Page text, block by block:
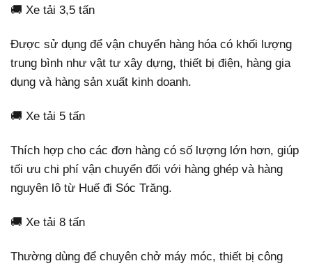
🚚 Xe tải 3,5 tấn
Được sử dụng để vận chuyển hàng hóa có khối lượng
trung bình như vật tư xây dựng, thiết bị điện, hàng gia
dụng và hàng sản xuất kinh doanh.
🚚 Xe tải 5 tấn
Thích hợp cho các đơn hàng có số lượng lớn hơn, giúp
tối ưu chi phí vận chuyển đối với hàng ghép và hàng
nguyên lô từ Huế đi Sóc Trăng.
🚚 Xe tải 8 tấn
Thường dùng để chuyên chở máy móc, thiết bị công